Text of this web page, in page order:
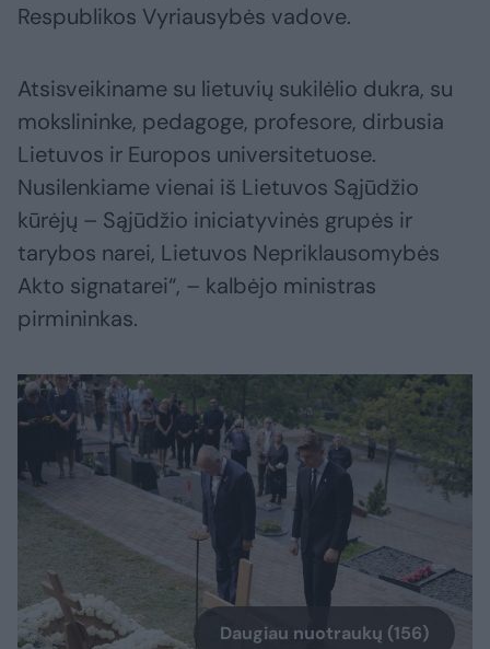
Respublikos Vyriausybės vadove.
Atsisveikiname su lietuvių sukilėlio dukra, su
mokslininke, pedagoge, profesore, dirbusia
Lietuvos ir Europos universitetuose.
Nusilenkiame vienai iš Lietuvos Sąjūdžio
kūrėjų – Sąjūdžio iniciatyvinės grupės ir
tarybos narei, Lietuvos Nepriklausomybės
Akto signatarei“, – kalbėjo ministras
pirmininkas.
Daugiau nuotraukų (156)